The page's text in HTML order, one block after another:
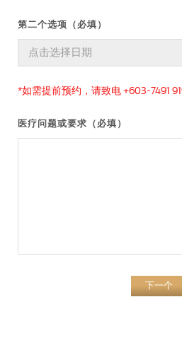
第二个选项（必填）
*如需提前预约，请致电 +603-7491
医疗问题或要求（必填）
下一个